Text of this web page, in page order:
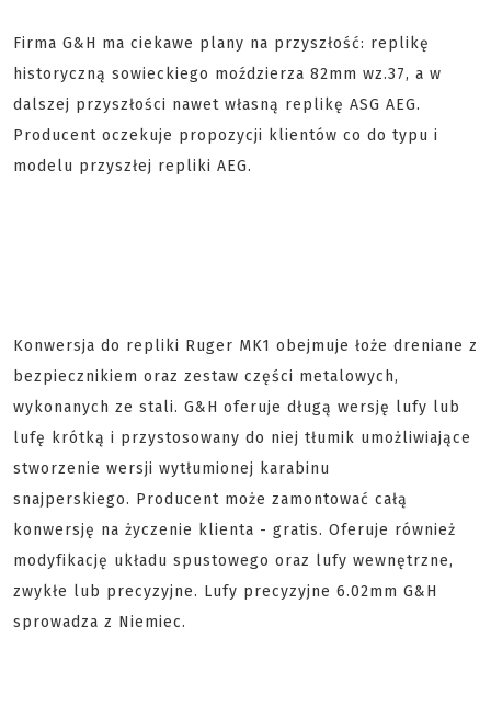
Firma G&H ma ciekawe plany na przyszłość: replikę
historyczną sowieckiego moździerza 82mm wz.37, a w
dalszej przyszłości nawet własną replikę ASG AEG.
Producent oczekuje propozycji klientów co do typu i
modelu przyszłej repliki AEG.
Konwersja do repliki Ruger MK1 obejmuje łoże dreniane z
bezpiecznikiem oraz zestaw części metalowych,
wykonanych ze stali. G&H oferuje długą wersję lufy lub
lufę krótką i przystosowany do niej tłumik umożliwiające
stworzenie wersji wytłumionej karabinu
snajperskiego. Producent może zamontować całą
konwersję na życzenie klienta - gratis. Oferuje również
modyfikację układu spustowego oraz lufy wewnętrzne,
zwykłe lub precyzyjne. Lufy precyzyjne 6.02mm G&H
sprowadza z Niemiec.